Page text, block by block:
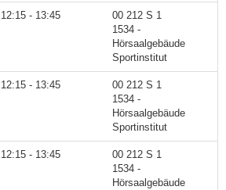
12:15 - 13:45
00 212 S 1
1534 -
Hörsaalgebäude
Sportinstitut
12:15 - 13:45
00 212 S 1
1534 -
Hörsaalgebäude
Sportinstitut
12:15 - 13:45
00 212 S 1
1534 -
Hörsaalgebäude